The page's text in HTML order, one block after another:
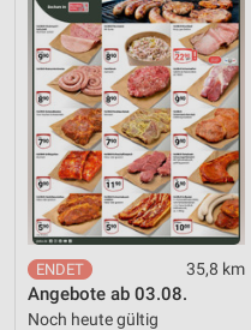
35,8 km
Angebote ab 03.08.
Noch heute gültig